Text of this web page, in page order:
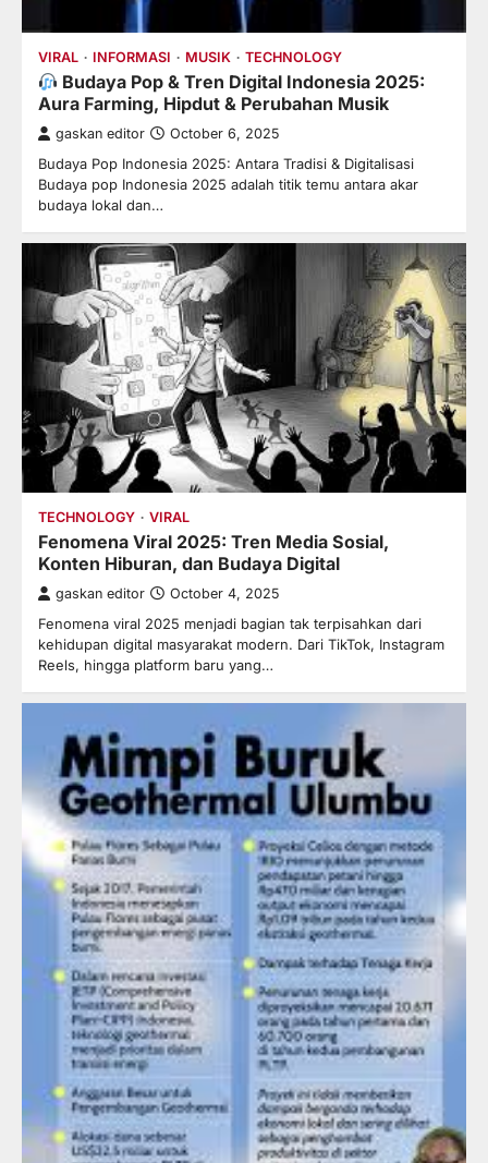
VIRAL INFORMASI MUSIK TECHNOLOGY
Budaya Pop & Tren Digital Indonesia 2025:
Aura Farming, Hipdut & Perubahan Musik
gaskan editor October 6, 2025
Budaya Pop Indonesia 2025: Antara Tradisi & Digitalisasi
Budaya pop Indonesia 2025 adalah titik temu antara akar
budaya lokal dan…
TECHNOLOGY VIRAL
Fenomena Viral 2025: Tren Media Sosial,
Konten Hiburan, dan Budaya Digital
gaskan editor October 4, 2025
Fenomena viral 2025 menjadi bagian tak terpisahkan dari
kehidupan digital masyarakat modern. Dari TikTok, Instagram
Reels, hingga platform baru yang…